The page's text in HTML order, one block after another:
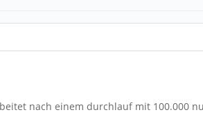
nach einem durchlauf mit 100.000